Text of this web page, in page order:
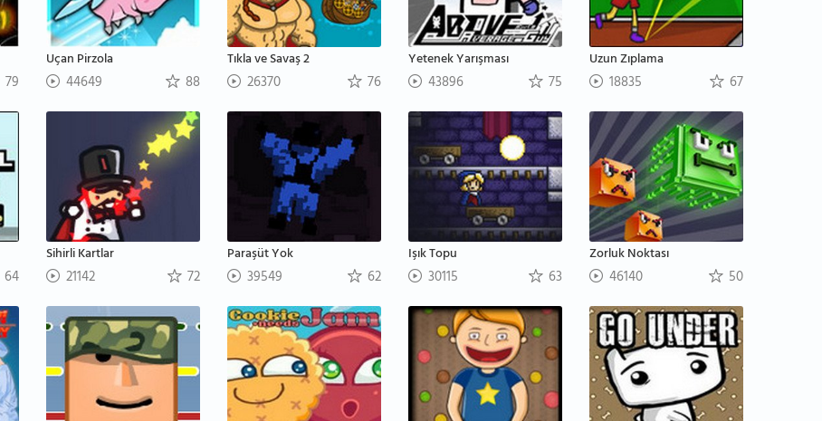
79
Uçan Pirzola
44649 88
Tıkla ve Savaş 2
26370 76
Yetenek Yarışması
43896 75
Uzun Zıplama
18835 67
64
Sihirli Kartlar
21142 72
Paraşüt Yok
39549 62
Işık Topu
30115 63
Zorluk Noktası
46140 50